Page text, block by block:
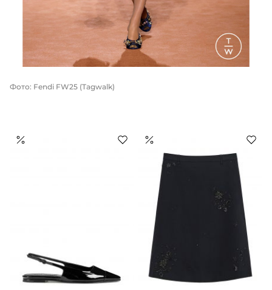
Фото: Fendi FW25 (Tagwalk)